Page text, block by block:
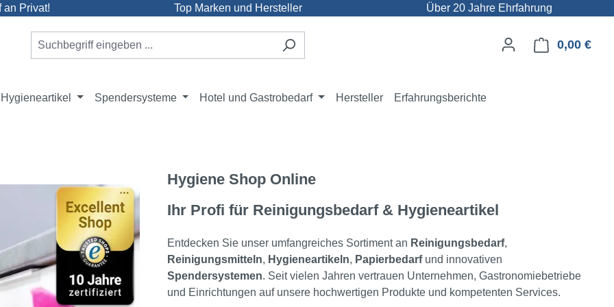
an Privat! Top Marken und Hersteller Über 20 Jahre Ehrfahrung
0,00 €
Hygieneartikel Spendersysteme Hotel und Gastrobedarf Hersteller Erfahrungsberichte
Hygiene Shop Online
Ihr Profi für Reinigungsbedarf & Hygieneartikel
Entdecken Sie unser umfangreiches Sortiment an Reinigungsbedarf,
Reinigungsmitteln, Hygieneartikeln, Papierbedarfund innovativen
Spendersystemen. Seit vielen Jahren vertrauen Unternehmen, Gastronomiebetriebe
und Einrichtungen auf unsere hochwertigen Produkte und kompetenten Services.